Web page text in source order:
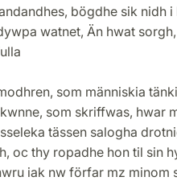
bögdhe sik nidh
watnet, Än hwat
som människia
som skriffwas, hwar
tässen salogha
oc thy ropadhe hon til sin
iak nw förfar mz minom